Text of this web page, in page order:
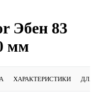
Эбен 83
мм
ХАРАКТЕРИСТИКИ